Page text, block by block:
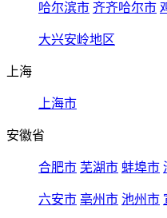
哈尔滨市 齐齐哈尔市
大兴安岭地区
上海
上海市
安徽省
合肥市 芜湖市 蚌埠市
六安市 亳州市 池州市